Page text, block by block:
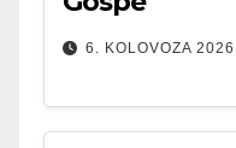
6. KOLOVOZA